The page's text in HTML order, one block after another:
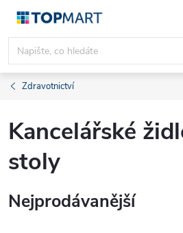
Přejít
obsah
Zdravotnictví
Kancelářské
stoly
Nejprodávanější